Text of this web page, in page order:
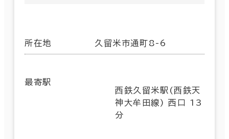
所在地 久留米市通町8-6
最寄駅
西鉄久留米駅(西鉄天
神大牟田線) 西口 13
分